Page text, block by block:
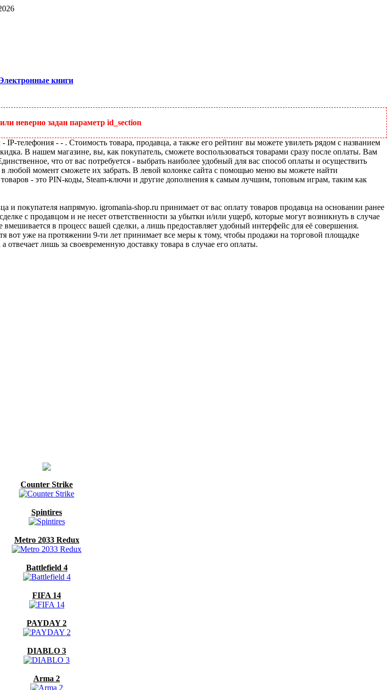
книги
неверно задан параметр id_section
телефония - - . Стоимость товара, продавца, а также его рейтинг вы можете увилеть рядом с названием
В нашем магазине, вы, как покупатель, сможете воспользоваться товарами сразу после оплаты. Вам
что от вас потребуется - выбрать наиболее удобный для вас способ оплаты и осуществить
любой момент сможете их забрать. В левой колонке сайта с помощью меню вы можете найти
- это PIN-коды, Steam-ключи и другие дополнения к самым лучшим, топовым играм, таким как
и покупателя напрямую. igromania-shop.ru принимает от вас оплату товаров продавца на основании ранее
с продавцом и не несет ответственности за убытки и/или ущерб, которые могут возникнуть в случае
в процесс вашей сделки, а лишь предоставляет удобный интерфейс для её совершения.
вот уже на протяжении 9-ти лет принимает все меры к тому, чтобы продажи на торговой площадке
отвечает лишь за своевременную доставку товара в случае его оплаты.
Counter Strike
Spintires
Metro 2033 Redux
Battlefield 4
FIFA 14
PAYDAY 2
DIABLO 3
Arma 2